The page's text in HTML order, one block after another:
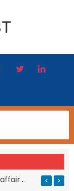
Audience accordée à la chargée d’affaires de l’Afrique du Sud au MESRS du Mali